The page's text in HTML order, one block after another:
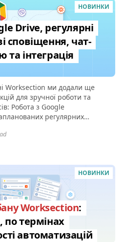
НОВИНКИ
Drive, регулярні
сповіщення, чат-
та інтеграція
Worksection ми додали ще
для зручної роботи та
Робота з Google
регулярних
НОВИНКИ
Worksection:
по термінах
автоматизацій